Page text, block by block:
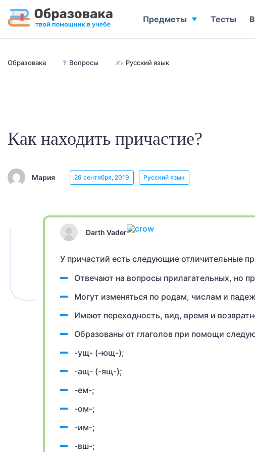
Образовака ❓ Вопросы ✍ Русский язык
Как находить причастие?
Мария 26 сентября, 2019 Русский язык
Darth Vader
У причастий есть следующие отличительные
Отвечают на вопросы прилагательных, но
Могут изменяться по родам, числам и
Имеют переходность, вид, время и
Образованы от глаголов при помощи
-ущ- (-ющ-);
-ащ- (-ящ-);
-ем-;
-ом-;
-им-;
-вш-;
Предметы Тесты